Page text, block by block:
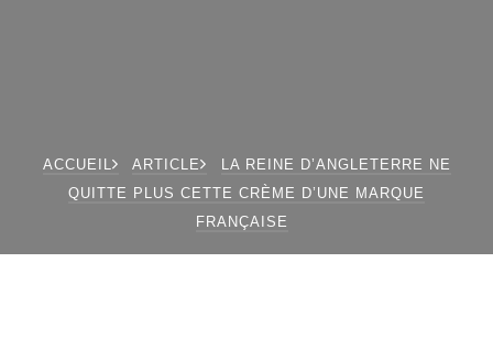
ACCUEIL ARTICLE
LA REINE D’ANGLETERRE NE
QUITTE PLUS CETTE CRÈME D’UNE MARQUE
FRANÇAISE